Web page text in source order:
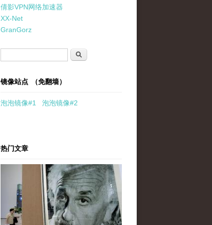
倩影VPN网络加速器
XX-Net
GranGorz
搜索
镜像站点 （免翻墙）
泡泡镜像#1 泡泡镜像#2
热门文章